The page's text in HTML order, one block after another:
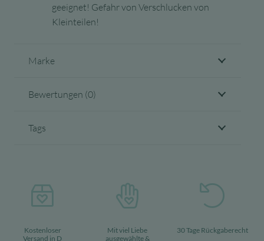
geeignet! Gefahr von Verschlucken von
Kleinteilen!
Marke
Bewertungen (0)
Tags
Kostenloser
Versand in D
Mit viel Liebe
ausgewählte &
30 Tage Rückgaberecht